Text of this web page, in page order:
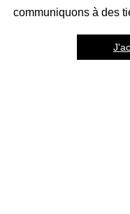
communiquons à des